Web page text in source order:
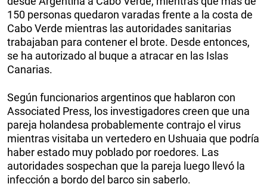
150 personas quedaron varadas frente a la costa de
Cabo Verde mientras las autoridades sanitarias
trabajaban para contener el brote. Desde entonces,
se ha autorizado al buque a atracar en las Islas
Canarias.
Según funcionarios argentinos que hablaron con
Associated Press, los investigadores creen que una
pareja holandesa probablemente contrajo el virus
mientras visitaba un vertedero en Ushuaia que podría
haber estado muy poblado por roedores. Las
autoridades sospechan que la pareja luego llevó la
infección a bordo del barco sin saberlo.